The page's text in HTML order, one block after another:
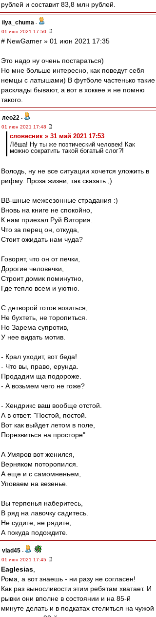
рублей и составит 83,8 млн рублей.
ilya_chuma -
01 июн 2021 17:50
# NewGamer » 01 июн 2021 17:35
Это надо ну очень постараться)
Но мне больше интересно, как поведут себя
немцы с латышами) В футболе частенько такие
расклады бывают, а вот в хоккее я не помню
такого.
лео22 -
01 июн 2021 17:48
словесник » 31 май 2021 17:53
Лёша! Ну ты же поэтический человек! Как
можно сократить такой богатый слог?!
Володь, ну не все ситуации хочется уложить в
рифму. Проза жизни, так сказать ;)
ВВ-шные межсезонные страдания :)
Вновь на книге не спокойно,
К нам приехал Руй Витория.
Что за перец он, откуда,
Стоит ожидать нам чуда?
Говорят, что он от печки,
Дорогие человечки,
Строит домик поминутно,
Где тепло всем и уютно.
С детворой готов возиться,
Не бухтеть, не торопиться.
Но Зарема супротив,
У нее видать мотив.
- Крал уходит, вот беда!
- Что вы, право, ерунда.
Продадим ща подороже.
- А возьмем чего не гоже?
- Хендрикс ваш вообще отстой.
А в ответ: "Постой, постой.
Вот как выйдет летом в поле,
Порезвиться на просторе"
А Умяров вот женился,
Верняком поторопился.
А еще и с самомненьем,
Уповаем на везенье.
Вы терпенья наберитесь,
В ряд на лавочку садитесь.
Не судите, не рядите,
А покуда подождите.
vlad45 -
01 июн 2021 17:45
Eaglesias
Рома, а вот знаешь - ни разу не согласен!
Как раз выносливости этим ребятам хватает. И
рывки они вполне в состоянии и на 85-й
минуте делать и в подкатах стелиться на чужой